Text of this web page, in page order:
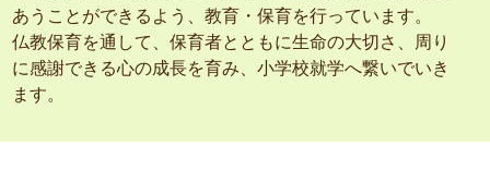
あうことができるよう、教育・保育を行っています。
仏教保育を通して、保育者とともに生命の大切さ、周り
に感謝できる心の成長を育み、小学校就学へ繋いでいき
ます。